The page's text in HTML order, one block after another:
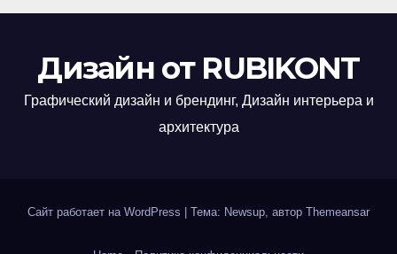
Дизайн от RUBIKONT
Графический дизайн и брендинг, Дизайн интерьера и
архитектура
Сайт работает на WordPress Тема: Newsup, автор Themeansar